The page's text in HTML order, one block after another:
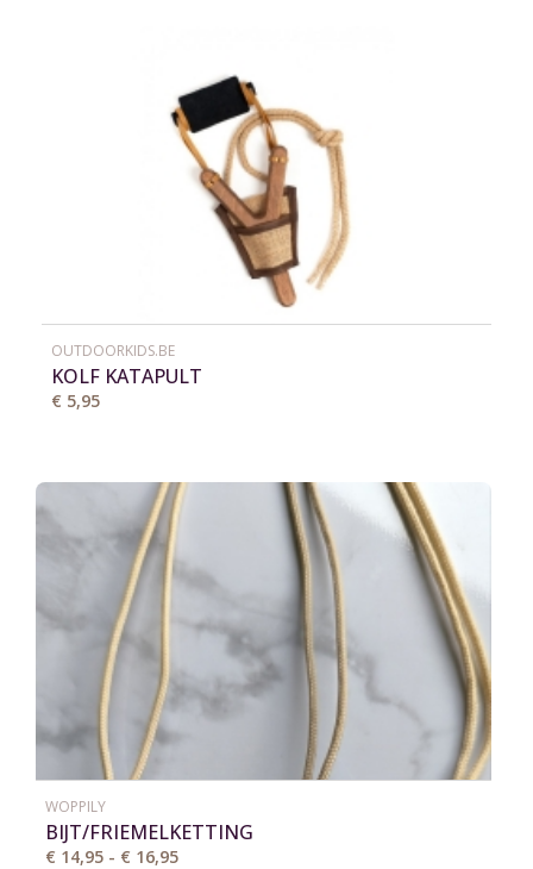
OUTDOORKIDS.BE
KOLF KATAPULT
€ 5,95
WOPPILY
BIJT/FRIEMELKETTING
€ 14,95 - € 16,95